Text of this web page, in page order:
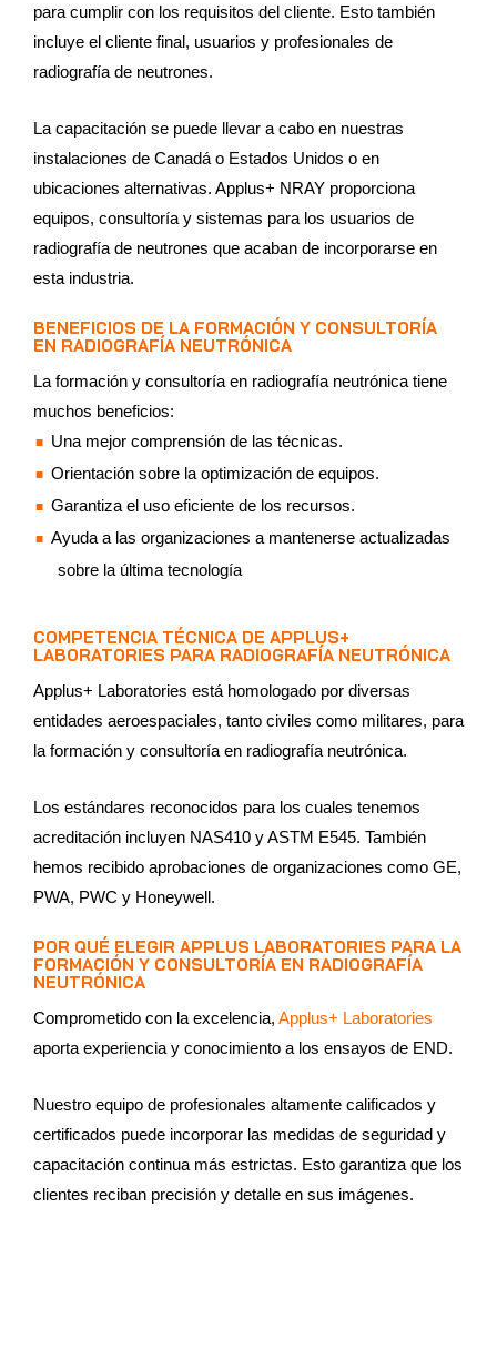
para cumplir con los requisitos del cliente. Esto también
incluye el cliente final, usuarios y profesionales de
radiografía de neutrones.
La capacitación se puede llevar a cabo en nuestras
instalaciones de Canadá o Estados Unidos o en
ubicaciones alternativas. Applus+ NRAY proporciona
equipos, consultoría y sistemas para los usuarios de
radiografía de neutrones que acaban de incorporarse en
esta industria.
BENEFICIOS DE LA FORMACIÓN Y CONSULTORÍA
EN RADIOGRAFÍA NEUTRÓNICA
La formación y consultoría en radiografía neutrónica tiene
muchos beneficios:
Una mejor comprensión de las técnicas.
Orientación sobre la optimización de equipos.
Garantiza el uso eficiente de los recursos.
Ayuda a las organizaciones a mantenerse actualizadas
sobre la última tecnología
COMPETENCIA TÉCNICA DE APPLUS+
LABORATORIES PARA RADIOGRAFÍA NEUTRÓNICA
Applus+ Laboratories está homologado por diversas
entidades aeroespaciales, tanto civiles como militares, para
la formación y consultoría en radiografía neutrónica.
Los estándares reconocidos para los cuales tenemos
acreditación incluyen NAS410 y ASTM E545. También
hemos recibido aprobaciones de organizaciones como GE,
PWA, PWC y Honeywell.
POR QUÉ ELEGIR APPLUS LABORATORIES PARA LA
FORMACIÓN Y CONSULTORÍA EN RADIOGRAFÍA
NEUTRÓNICA
Comprometido con la excelencia, Applus+ Laboratories
aporta experiencia y conocimiento a los ensayos de END.
Nuestro equipo de profesionales altamente calificados y
certificados puede incorporar las medidas de seguridad y
capacitación continua más estrictas. Esto garantiza que los
clientes reciban precisión y detalle en sus imágenes.